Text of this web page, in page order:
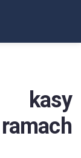
kasy